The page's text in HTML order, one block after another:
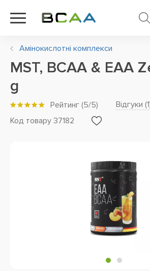
Амінокислотні комплекси
MST, BCAA & EAA
g
Рейтинг (5/5) Відгуки (1
Код товару 37182